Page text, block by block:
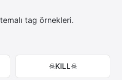
temalı tag örnekleri.
☠KILL☠